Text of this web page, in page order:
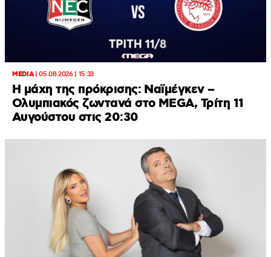
MEDIA|05.08.2026 | 15:33
Η μάχη της πρόκρισης: Ναϊμέγκεν –
Ολυμπιακός ζωντανά στο MEGA, Τρίτη 11
Αυγούστου στις 20:30